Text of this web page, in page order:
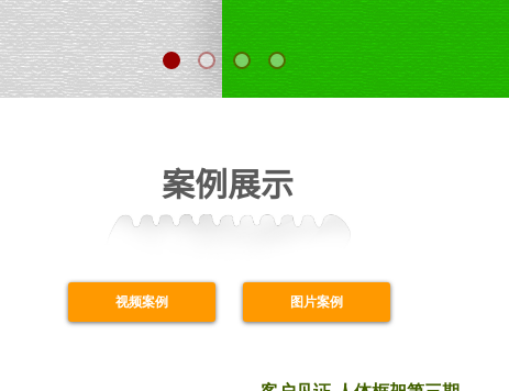
案例展示
视频案例 图片案例